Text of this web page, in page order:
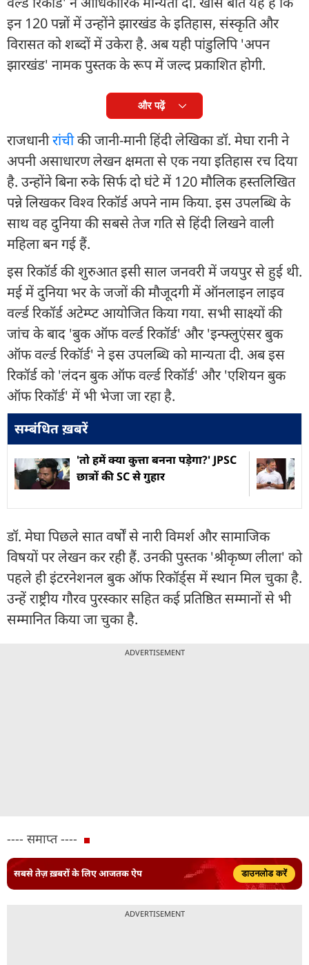
इन 120 पन्नों में उन्होंने झारखंड के इतिहास, संस्कृति और
विरासत को शब्दों में उकेरा है. अब यही पांडुलिपि 'अपन
झारखंड' नामक पुस्तक के रूप में जल्द प्रकाशित होगी.
और पढ़ें
राजधानीरांचीकी जानी-मानी हिंदी लेखिका डॉ. मेघा रानी ने
अपनी असाधारण लेखन क्षमता से एक नया इतिहास रच दिया
है. उन्होंने बिना रुके सिर्फ दो घंटे में 120 मौलिक हस्तलिखित
पन्ने लिखकर विश्व रिकॉर्ड अपने नाम किया. इस उपलब्धि के
साथ वह दुनिया की सबसे तेज गति से हिंदी लिखने वाली
महिला बन गई हैं.
इस रिकॉर्ड की शुरुआत इसी साल जनवरी में जयपुर से हुई थी.
मई में दुनिया भर के जजों की मौजूदगी में ऑनलाइन लाइव
वर्ल्ड रिकॉर्ड अटेम्प्ट आयोजित किया गया. सभी साक्ष्यों की
जांच के बाद 'बुक ऑफ वर्ल्ड रिकॉर्ड' और 'इन्फ्लुएंसर बुक
ऑफ वर्ल्ड रिकॉर्ड' ने इस उपलब्धि को मान्यता दी. अब इस
रिकॉर्ड को 'लंदन बुक ऑफ वर्ल्ड रिकॉर्ड' और 'एशियन बुक
ऑफ रिकॉर्ड' में भी भेजा जा रहा है.
सम्बंधित ख़बरें
'तो हमें क्या कुत्ता बनना पड़ेगा?' JPSC
छात्रों की SC से गुहार
डॉ. मेघा पिछले सात वर्षों से नारी विमर्श और सामाजिक
विषयों पर लेखन कर रही हैं. उनकी पुस्तक 'श्रीकृष्ण लीला' को
पहले ही इंटरनेशनल बुक ऑफ रिकॉर्ड्स में स्थान मिल चुका है.
उन्हें राष्ट्रीय गौरव पुरस्कार सहित कई प्रतिष्ठित सम्मानों से भी
सम्मानित किया जा चुका है.
ADVERTISEMENT
---- समाप्त ----
सबसे तेज़ ख़बरों के लिए आजतक ऐप डाउनलोड करें
ADVERTISEMENT